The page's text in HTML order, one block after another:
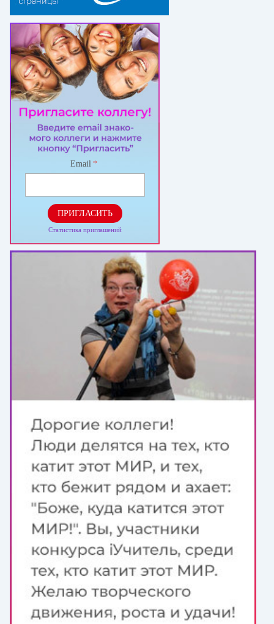
Email *
ПРИГЛАСИТЬ
Статистика приглашений